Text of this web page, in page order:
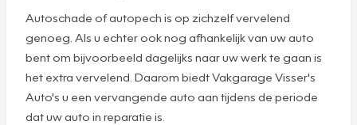
Autoschade of autopech is op zichzelf vervelend
genoeg. Als u echter ook nog afhankelijk van uw auto
bent om bijvoorbeeld dagelijks naar uw werk te gaan is
het extra vervelend. Daarom biedt Vakgarage Visser's
Auto's u een vervangende auto aan tijdens de periode
dat uw auto in reparatie is.